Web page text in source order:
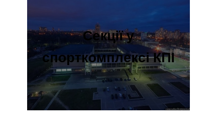
Секції у
спорткомплексі КПІ